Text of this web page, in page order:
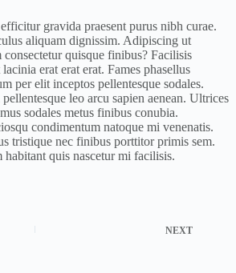
gravida praesent purus nibh curae.
aliquam dignissim. Adipiscing ut
quisque finibus? Facilisis
erat erat erat. Fames phasellus
per elit inceptos pellentesque sodales.
leo arcu sapien aenean. Ultrices
sodales metus finibus conubia.
condimentum natoque mi venenatis.
tristique nec finibus porttitor primis sem.
quis nascetur mi facilisis.
NEXT